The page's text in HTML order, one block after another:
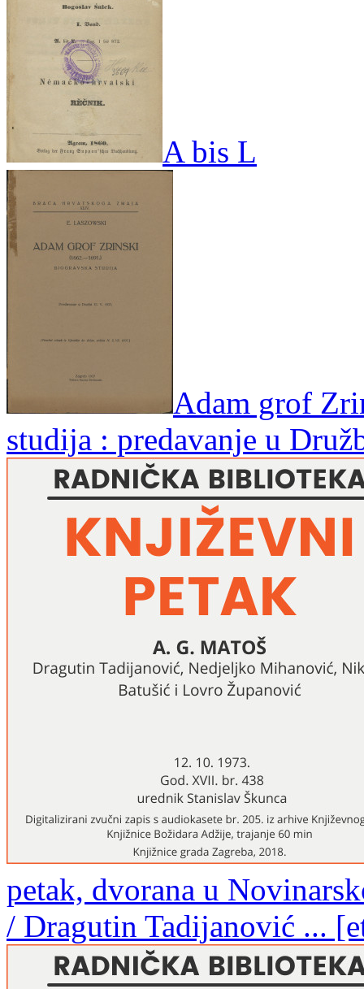
A bis L
Adam grof
studija : predavanje u
petak, dvorana u
/ Dragutin Tadijanović ...